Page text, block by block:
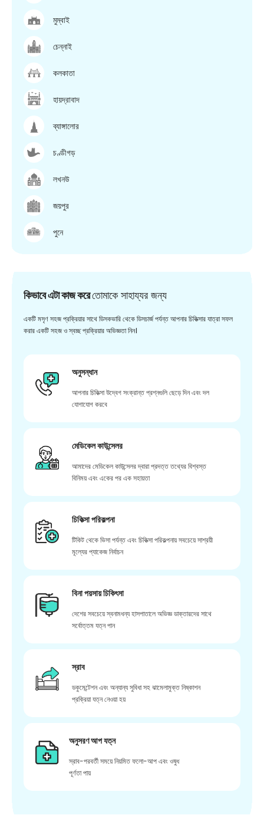
মুম্বাই
চেন্নাই
কলকাতা
হায়দ্রাবাদ
ব্যাঙ্গালোর
চণ্ডীগড়
লখনউ
জয়পুর
পুনে
কিভাবে এটা কাজ করেতোমাকে সাহায্যর জন্য
একটি মসৃণ সহজ প্রক্রিয়ার সাথে ডিসকভারি থেকে ডিসচার্জ পর্যন্ত আপনার চিকিত্সার যাত্রা সফল
করার একটি সহজ ও স্বচ্ছ প্রক্রিয়ার অভিজ্ঞতা নিন।
অনুসন্ধান
আপনার চিকিত্সা উদ্বেগ সংক্রান্ত প্রশ্নগুলি ছেড়ে দিন এবং দল
যোগাযোগ করবে
মেডিকেল কাউন্সেলর
আমাদের মেডিকেল কাউন্সেলর দ্বারা প্রদত্ত তথ্যের বিশ্বস্ত
বিনিময় এবং একের পর এক সহায়তা
চিকিত্সা পরিকল্পনা
টিকিট থেকে ভিসা পর্যন্ত এবং চিকিত্সা পরিকল্পনায় সবচেয়ে সাশ্রয়ী
মূল্যের প্যাকেজ নির্বাচন
বিনা পয়সায় চিকিৎসা
দেশের সবচেয়ে স্বনামধন্য হাসপাতালে অভিজ্ঞ ডাক্তারদের সাথে
সর্বোত্তম যত্ন পান
স্রাব
ডকুমেন্টেশন এবং অন্যান্য সুবিধা সহ ঝামেলামুক্ত নিষ্কাশন
প্রক্রিয়া যত্ন নেওয়া হয়
অনুসরণ আপ যত্ন
স্রাব-পরবর্তী সময়ে নিয়মিত ফলো-আপ এবং ওষুধ
পূর্ণতা পায়